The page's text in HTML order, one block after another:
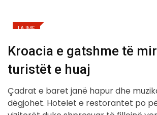
LAJME
Kroacia e gatshme të
turistët e huaj
Çadrat e baret janë hapur dhe
dëgjohet. Hotelet e restorantet po